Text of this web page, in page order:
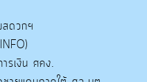
ดวกฯ
รเงิน ศคง.